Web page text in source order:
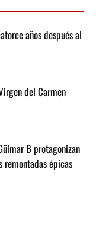
años después al
del Carmen
B protagonizan
épicas